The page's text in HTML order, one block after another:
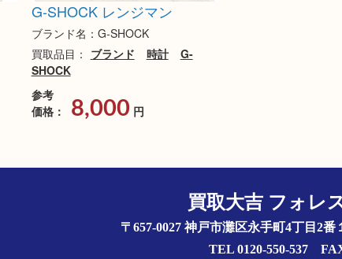
G‐SHOCK レンジマン
ブランド名：G‐SHOCK
買取品目： ブランド 時計
G-
SHOCK
参考
価格：
8,000 円
買取大吉 フォレ
〒657-0027 神戸市灘区永手町4丁目
TEL 0120-550-537